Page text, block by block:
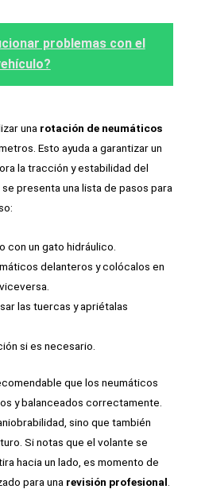
problemas con el
una rotación de neumáticos
Esto ayuda a garantizar un
la tracción y estabilidad del
presenta una lista de pasos para
con un gato hidráulico.
delanteros y colócalos en
las tuercas y apriétalas
si es necesario.
que los neumáticos
y balanceados correctamente.
sino que también
Si notas que el volante se
hacia un lado, es momento de
para una revisión profesional